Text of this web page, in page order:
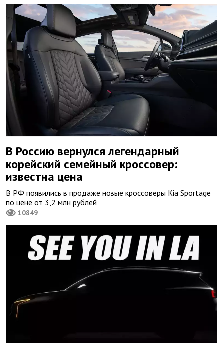
В Россию вернулся легендарный
корейский семейный кроссовер:
известна цена
В РФ появились в продаже новые кроссоверы Kia Sportage
по цене от 3,2 млн рублей
10849